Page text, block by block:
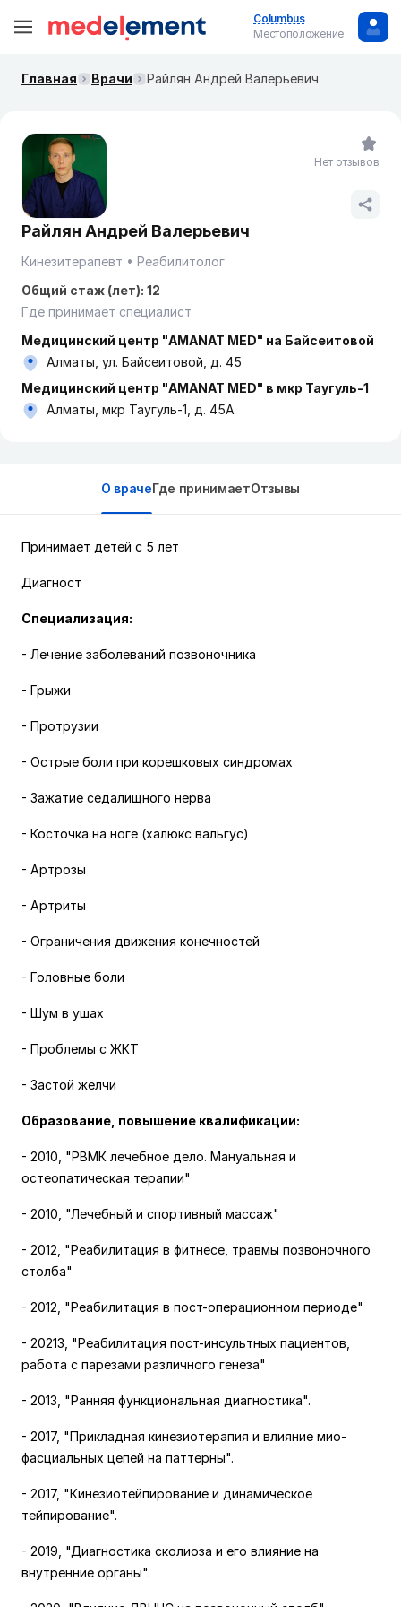
Columbus
Местоположение
Главная Врачи Райлян Андрей Валерьевич
Райлян Андрей Валерьевич
Кинезитерапевт
Реабилитолог
Общий стаж (лет): 12
Где принимает специалист
Медицинский центр "AMANAT MED" на Байсеитовой
Алматы, ул. Байсеитовой, д. 45
Медицинский центр "AMANAT MED" в мкр Таугуль-1
Алматы, мкр Таугуль-1, д. 45А
Нет отзывов
О врачеГде принимаетОтзывы
Принимает детей с 5 лет
Диагност
Специализация:
- Лечение заболеваний позвоночника
- Грыжи
- Протрузии
- Острые боли при корешковых синдромах
- Зажатие седалищного нерва
- Косточка на ноге (халюкс вальгус)
- Артрозы
- Артриты
- Ограничения движения конечностей
- Головные боли
- Шум в ушах
- Проблемы с ЖКТ
- Застой желчи
Образование, повышение квалификации:
- 2010, "РВМК лечебное дело. Мануальная и
остеопатическая терапии"
- 2010, "Лечебный и спортивный массаж"
- 2012, "Реабилитация в фитнесе, травмы позвоночного
столба"
- 2012, "Реабилитация в пост-операционном периоде"
- 20213, "Реабилитация пост-инсультных пациентов,
работа с парезами различного генеза"
- 2013, "Ранняя функциональная диагностика".
- 2017, "Прикладная кинезиотерапия и влияние мио-
фасциальных цепей на паттерны".
- 2017, "Кинезиотейпирование и динамическое
тейпирование".
- 2019, "Диагностика сколиоза и его влияние на
внутренние органы".